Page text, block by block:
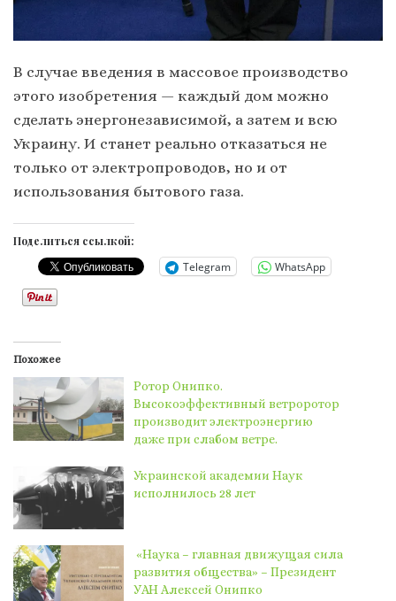
В случае введения в массовое производство
этого изобретения — каждый дом можно
сделать энергонезависимой, а затем и всю
Украину. И станет реально отказаться не
только от электропроводов, но и от
использования бытового газа.
Поделиться ссылкой:
Telegram WhatsApp
Похожее
Ротор Онипко.
Высокоэффективный ветроротор
производит электроэнергию
даже при слабом ветре.
Украинской академии Наук
исполнилось 28 лет
«Наука – главная движущая сила
развития общества» – Президент
УАН Алексей Онипко